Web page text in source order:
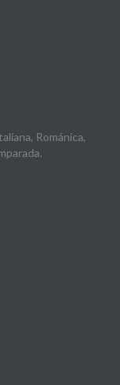
Románica,